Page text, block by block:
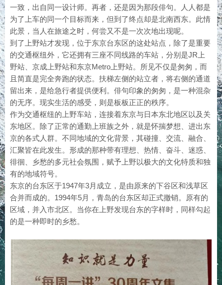
一致，出自同一设计师。再者，还是因为那段俳句。人人都是
为了上车的同一个目标而来，但到了终点却是北南西东。此情
此景，当人在旅途之时，何尝又不是一次次地出现呢。
到了上野站才发现，位于东京台东区的这处站点，除了是重要
的交通枢纽外，它还拥有三座不同线路的车站，分别是JR上
野站、京成上野站和东京Metro上野站。所见不仅是匆匆，而
且简直是完全奔跑的状态。扶梯左侧的站立者，将右侧的通道
留出来，是给急行者提供便利。俳句印象的匆匆，是一种混杂
的无序。现实生活的感受，则是板板正正的秩序。
作为交通枢纽的上野车站，连接着东京与日本东北地区以及关
东地区。除了正常的通勤上班族之外，就是怀揣梦想、进出东
京的各式人群。不同地域的文化背景，其碰撞、交流、融合、
汇聚皆在此发生。形成的那种带有理想、热情、奋斗、迷惑、
徘徊、乡愁的多元社会氛围，赋予上野以极大的文化特质和独
有的地域符号。
东京的台东区于1947年3月成立，是由原来的下谷区和浅草区
合并而成的。1994年5月，青岛的台东区却正式撤销。原有的
区域，并入市北区。当你在上野发现台东的字样时，同样勾起
的是一种即时的乡愁。